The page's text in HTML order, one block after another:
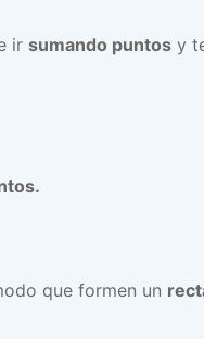
ir sumando puntos y
que formen un